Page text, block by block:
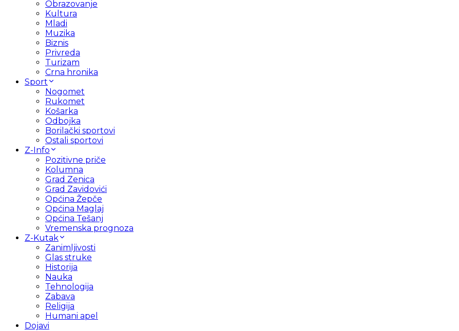
Obrazovanje
Kultura
Mladi
Muzika
Biznis
Privreda
Turizam
Crna hronika
Sport
Nogomet
Rukomet
Košarka
Odbojka
Borilački sportovi
Ostali sportovi
Z-Info
Pozitivne priče
Kolumna
Grad Zenica
Grad Zavidovići
Općina Žepče
Općina Maglaj
Općina Tešanj
Vremenska prognoza
Z-Kutak
Zanimljivosti
Glas struke
Historija
Nauka
Tehnologija
Zabava
Religija
Humani apel
Dojavi